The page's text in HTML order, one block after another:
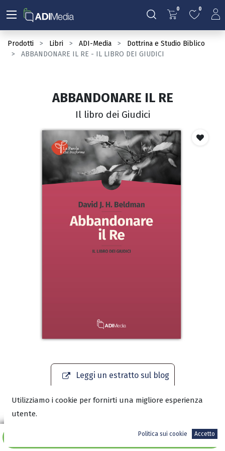
0 0
Prodotti Libri ADI-Media
Dottrina e Studio Biblico
ABBANDONARE IL RE - IL LIBRO DEI GIUDICI
Aggiungi al carrello
ABBANDONARE IL RE
Il libro dei Giudici
Leggi un estratto sul blog
Utilizziamo i cookie per fornirti una migliore esperienza
utente.
Politica sui cookie Accetto